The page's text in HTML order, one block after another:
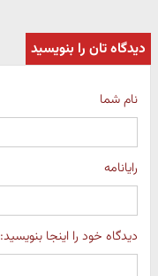
دیدگاه تان را بنویسید
نام شما
رایانامه
دیدگاه خود را اینجا بنویسید: